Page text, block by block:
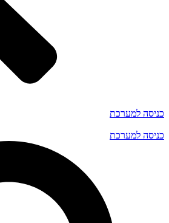
כניסה למערכת
כניסה למערכת